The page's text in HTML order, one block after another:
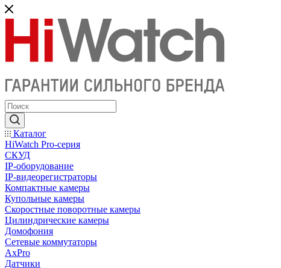
Каталог
HiWatch Pro-серия
CКУД
IP-оборудование
IP-видеорегистраторы
Компактные камеры
Купольные камеры
Скоростные поворотные камеры
Цилиндрические камеры
Домофония
Сетевые коммутаторы
AxPro
Датчики